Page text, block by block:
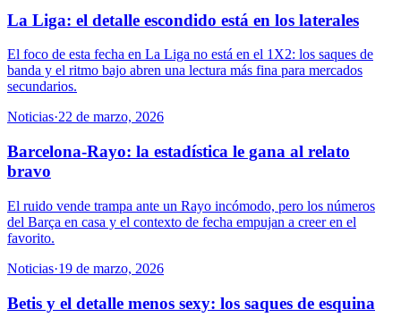
La Liga: el detalle escondido está en los laterales
El foco de esta fecha en La Liga no está en el 1X2: los saques de
banda y el ritmo bajo abren una lectura más fina para mercados
secundarios.
Noticias·22 de marzo, 2026
Barcelona-Rayo: la estadística le gana al relato
bravo
El ruido vende trampa ante un Rayo incómodo, pero los números
del Barça en casa y el contexto de fecha empujan a creer en el
favorito.
Noticias·19 de marzo, 2026
Betis y el detalle menos sexy: los saques de esquina